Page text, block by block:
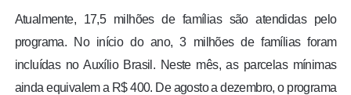
Atualmente, 17,5 milhões de famílias são atendidas pelo
programa. No início do ano, 3 milhões de famílias foram
incluídas no Auxílio Brasil. Neste mês, as parcelas mínimas
ainda equivalem a R$ 400. De agosto a dezembro, o programa